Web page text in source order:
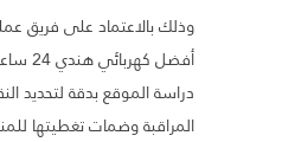
وذلك بالاعتماد على فريق
أفضل
دراسة الموقع بدقة لتحديد
المراقبة وضمات تغطيتها